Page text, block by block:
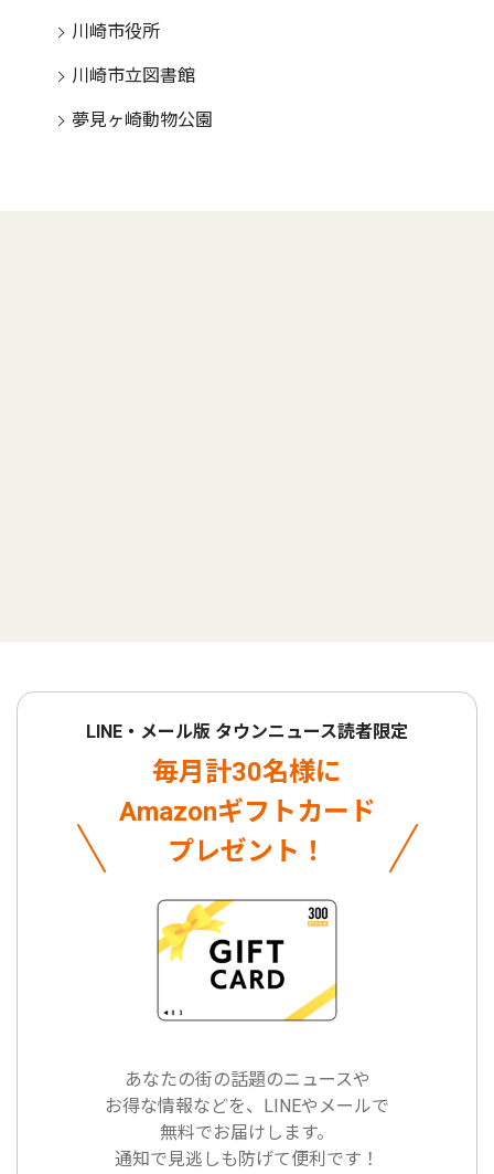
川崎市役所
川崎市立図書館
夢見ヶ崎動物公園
LINE・メール版 タウンニュース読者限定
毎月計30名様に
Amazonギフトカード
プレゼント！
あなたの街の話題のニュースや
お得な情報などを、LINEやメールで
無料でお届けします。
通知で見逃しも防げて便利です！